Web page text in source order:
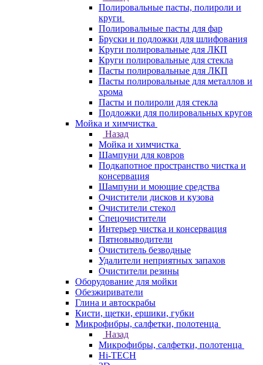
Полировальные пасты, полироли и
круги
Полировальные пасты для фар
Бруски и подложки для шлифования
Круги полировальные для ЛКП
Круги полировальные для стекла
Пасты полировальные для ЛКП
Пасты полировальные для металлов и
хрома
Пасты и полироли для стекла
Подложки для полировальных кругов
Мойка и химчистка
Назад
Мойка и химчистка
Шампуни для ковров
Подкапотное пространство чистка и
консервация
Шампуни и моющие средства
Очистители дисков и кузова
Очистители стекол
Спецочистители
Интерьер чистка и консервация
Пятновыводители
Очиститель безводные
Удалители неприятных запахов
Очистители резины
Оборудование для мойки
Обезжириватели
Глина и автоскрабы
Кисти, щетки, ершики, губки
Микрофибры, салфетки, полотенца
Назад
Микрофибры, салфетки, полотенца
Hi-TECH